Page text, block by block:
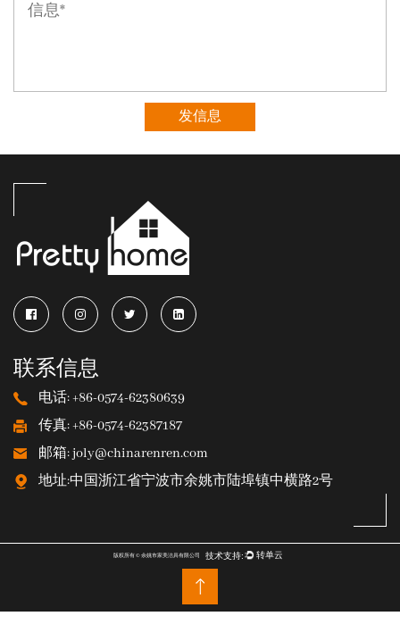
联系信息
电话: +86-0574-62380639
传真: +86-0574-62387187
邮箱: joly@chinarenren.com
地址:中国浙江省宁波市余姚市陆埠镇中横路2号
版权所有 © 余姚市家美洁具有限公司